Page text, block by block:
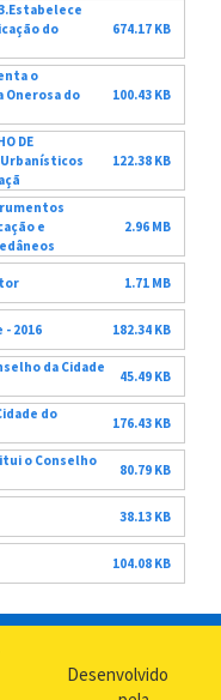
do
674.17 KB
o
do
100.43 KB
DE
122.38 KB
e
2.96 MB
1.71 MB
- 2016 182.34 KB
da Cidade
45.49 KB
do
176.43 KB
o Conselho
80.79 KB
38.13 KB
104.08 KB
Desenvolvido